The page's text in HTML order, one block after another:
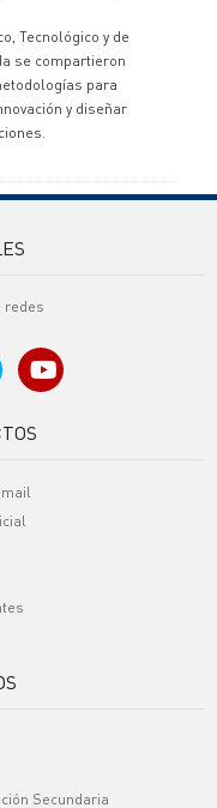
Tecnológico y de
se compartieron
para
y diseñar
redes
Secundaria